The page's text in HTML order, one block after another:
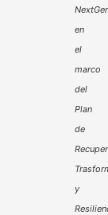
en
el
marco
del
Plan
de
y